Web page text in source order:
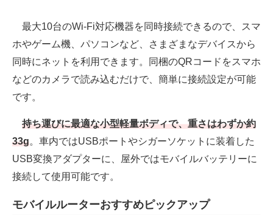
最大10台のWi-Fi対応機器を同時接続できるので、スマ
ホやゲーム機、パソコンなど、さまざまなデバイスから
同時にネットを利用できます。同梱のQRコードをスマホ
などのカメラで読み込むだけで、簡単に接続設定が可能
です。
持ち運びに最適な小型軽量ボディで、重さはわずか約
33g。車内ではUSBポートやシガーソケットに装着した
USB変換アダプターに、屋外ではモバイルバッテリーに
接続して使用可能です。
モバイルルーターおすすめピックアップ